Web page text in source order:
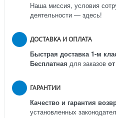
Наша миссия, условия
деятельности — здесь!
ДОСТАВКА И ОПЛАТА
Быстрая доставка 1-м
Бесплатная для заказов
ГАРАНТИИ
Качество и гарантия
установленных